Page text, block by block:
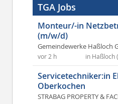
TGA Jobs
Monteur/-in
(m/w/d)
Gemeindewerke Haßloch
in Haßloch
vor 2 h
Servicetechniker:in
Oberkochen
STRABAG PROPERTY &